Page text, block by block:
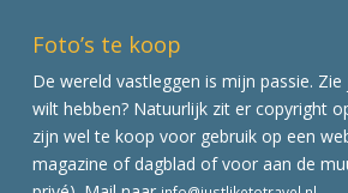
Foto’s te koop
De wereld vastleggen is mijn passie.
wilt hebben? Natuurlijk zit er copyright
zijn wel te koop voor gebruik op een
magazine of dagblad of voor aan de